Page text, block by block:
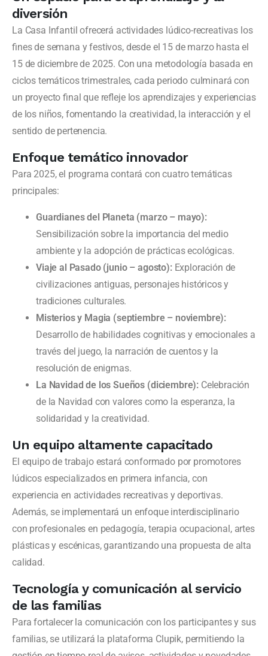
diversión
La Casa Infantil ofrecerá actividades lúdico-recreativas los
fines de semana y festivos, desde el 15 de marzo hasta el
15 de diciembre de 2025. Con una metodología basada en
ciclos temáticos trimestrales, cada periodo culminará con
un proyecto final que refleje los aprendizajes y experiencias
de los niños, fomentando la creatividad, la interacción y el
sentido de pertenencia.
Enfoque temático innovador
Para 2025, el programa contará con cuatro temáticas
principales:
Guardianes del Planeta (marzo – mayo):
Sensibilización sobre la importancia del medio
ambiente y la adopción de prácticas ecológicas.
Viaje al Pasado (junio – agosto):Exploración de
civilizaciones antiguas, personajes históricos y
tradiciones culturales.
Misterios y Magia (septiembre – noviembre):
Desarrollo de habilidades cognitivas y emocionales a
través del juego, la narración de cuentos y la
resolución de enigmas.
La Navidad de los Sueños (diciembre): Celebración
de la Navidad con valores como la esperanza, la
solidaridad y la creatividad.
Un equipo altamente capacitado
El equipo de trabajo estará conformado por promotores
lúdicos especializados en primera infancia, con
experiencia en actividades recreativas y deportivas.
Además, se implementará un enfoque interdisciplinario
con profesionales en pedagogía, terapia ocupacional, artes
plásticas y escénicas, garantizando una propuesta de alta
calidad.
Tecnología y comunicación al servicio
de las familias
Para fortalecer la comunicación con los participantes y sus
familias, se utilizará la plataforma Clupik, permitiendo la